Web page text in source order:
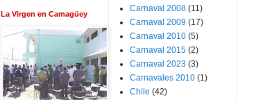
La Virgen en Camagüey
Carnaval 2008 (11)
Carnaval 2009 (17)
Carnaval 2010 (5)
Carnaval 2015 (2)
Carnaval 2023 (3)
Carnavales 2010 (1)
Chile (42)